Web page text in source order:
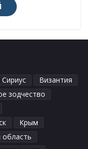
Византия
зодчество
Крым